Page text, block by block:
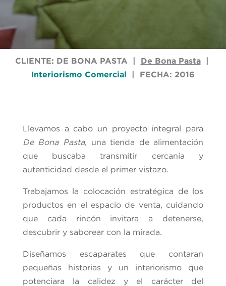
CLIENTE: DE BONA PASTA | De Bona Pasta|
Interiorismo Comercial | FECHA: 2016
Llevamos a cabo un proyecto integral para
De Bona Pasta, una tienda de alimentación
que buscaba transmitir cercanía y
autenticidad desde el primer vistazo.
Trabajamos la colocación estratégica de los
productos en el espacio de venta, cuidando
que cada rincón invitara a detenerse,
descubrir y saborear con la mirada.
Diseñamos escaparates que contaran
pequeñas historias y un interiorismo que
potenciara la calidez y el carácter del